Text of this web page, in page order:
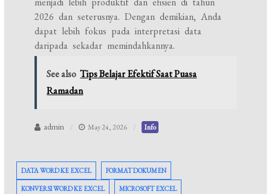
2026 dan seterusnya. Dengan demikian, Anda
dapat lebih fokus pada interpretasi data
daripada sekadar memindahkannya.
See also Tips Belajar Efektif Saat Puasa
Ramadan
admin May 24, 2026 Info
DATA WORD KE EXCEL FORMAT DOKUMEN
KONVERSI WORD KE EXCEL MICROSOFT EXCEL